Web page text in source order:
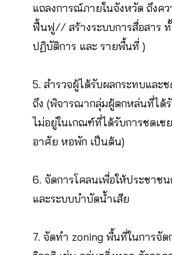
แถลงการณ์ภายในจังหวัด ถึงค
ฟื้นฟู// สร้างระบบการสื่อสาร
ปฏิบัติการ และ รายพื้นที่ )
5. สำรวจผู้ได้รับผลกระทบและ
ถึง (พิจารณากลุ่มผู้ตกหล่นที่ได้
ไม่อยู่ในเกณฑ์ที่ได้รับการชดเช
อาศัย หอพัก เป็นต้น)
6. จัดการโคลนเพื่อให้ประชาช
และระบบบำบัดน้ำเสีย
7. จัดทำ zoning พื้นที่ในการจั